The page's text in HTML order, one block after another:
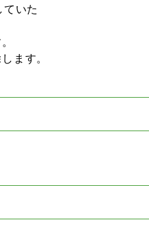
いた
ます。